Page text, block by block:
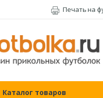
Печать на
Каталог товаров